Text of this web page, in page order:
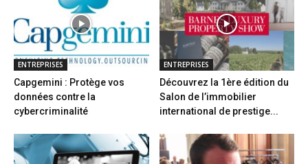
ENTREPRISES
Capgemini : Protège vos
données contre la
cybercriminalité
ENTREPRISES
Découvrez la 1ère édition du
Salon de l’immobilier
international de prestige...